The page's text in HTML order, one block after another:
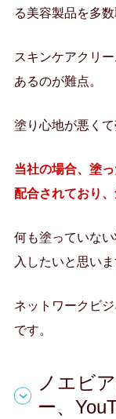
る美容製品を多
スキンケアクリ
あるのが難点。
塗り心地が悪く
当社の場合、塗
配合されており
何も塗っていな
入したいと思いま
ネットワークビ
です。
ノエビ
ー、